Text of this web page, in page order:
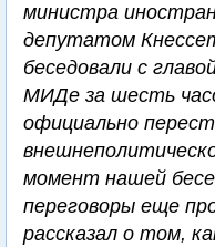
министра
депутатом
беседовали с
МИДе за шесть
официально
момент нашей
переговоры еще
рассказал о том,